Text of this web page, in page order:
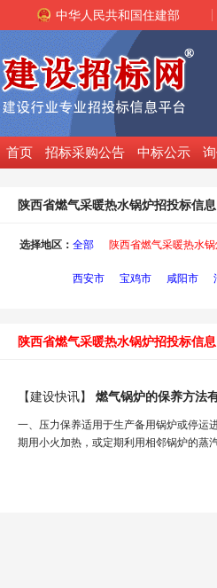
中华人民共和国住建部
首页 招标采购公告 中标公示
陕西省燃气采暖热水锅炉招投标信息
选择地区： 全部 陕西省燃气采暖热水
西安市 宝鸡市 咸阳市
陕西省燃气采暖热水锅炉招投标信息
【建设快讯】 燃气锅炉的保养方法
一、压力保养适用于生产备用锅炉或停
期用小火加热，或定期利用相邻锅炉的蒸